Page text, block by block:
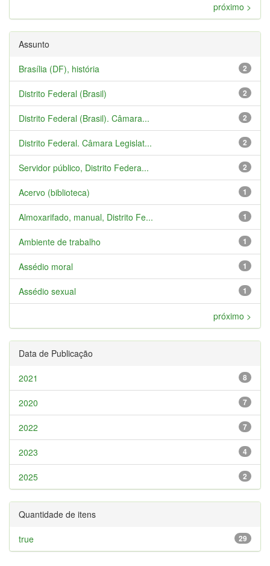
próximo >
Assunto
2
Brasília (DF), história
2
Distrito Federal (Brasil)
2
Distrito Federal (Brasil). Câmara...
2
Distrito Federal. Câmara Legislat...
2
Servidor público, Distrito Federa...
1
Acervo (biblioteca)
1
Almoxarifado, manual, Distrito Fe...
1
Ambiente de trabalho
1
Assédio moral
1
Assédio sexual
próximo >
Data de Publicação
8
2021
7
2020
7
2022
4
2023
2
2025
Quantidade de itens
29
true